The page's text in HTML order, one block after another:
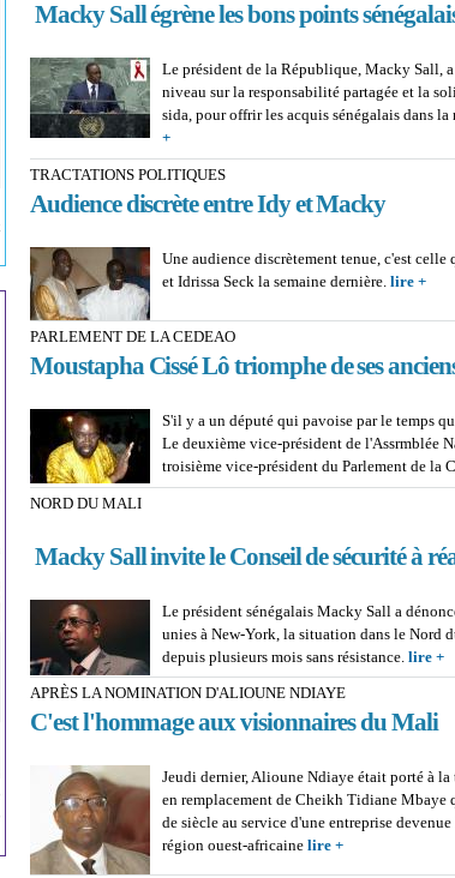
Macky Sall égrène les bons points
Le président de la République, Macky Sall,
niveau sur la responsabilité partagée et la
sida, pour offrir les acquis sénégalais dans
+
TRACTATIONS POLITIQUES
Audience discrète entre Idy et Macky
Une audience discrètement tenue, c'est
et Idrissa Seck la semaine dernière. lire +
PARLEMENT DE LA CEDEAO
Moustapha Cissé Lô triomphe de ses
S'il y a un député qui pavoise par le temps
Le deuxième vice-président de l'Assrmblée
troisième vice-président du Parlement de la
NORD DU MALI
Macky Sall invite le Conseil de sécurité à
Le président sénégalais Macky Sall a
unies à New-York, la situation dans le Nord
depuis plusieurs mois sans résistance. lire +
APRÈS LA NOMINATION D'ALIOUNE NDIAYE
C'est l'hommage aux visionnaires du Mali
Jeudi dernier, Alioune Ndiaye était porté à
en remplacement de Cheikh Tidiane Mbaye
de siècle au service d'une entreprise
région ouest-africaine lire +